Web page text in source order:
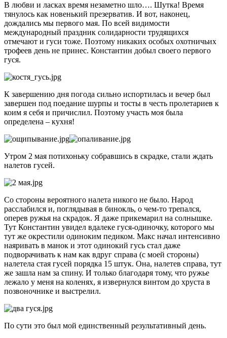
В любви и ласках время незаметно шло…. Шутка! Время
тянулось как новенький презерватив. И вот, наконец,
дождались мы первого мая. По всей видимости
международный праздник солидарности трудящихся
отмечают и гуси тоже. Поэтому никаких особых охотничьих
трофеев день не принес. Константин добыл своего первого
гуся.
К завершению дня погода сильно испортилась и вечер был
завершен под поедание шурпы и тосты в честь пролетариев к
коим я себя и причислил. Поэтому участь моя была
определена – кухня!
Утром 2 мая потихоньку собравшись в скрадке, стали ждать
налетов гусей.
Со стороны вероятного налета никого не было. Народ
расслабился и, поглядывая в бинокль, о чем-то трепался,
оперев ружья на скрадок. Я даже прикемарил на солнышке.
Тут Константин увидел вдалеке гуся-одиночку, которого мы
тут же окрестили одиноким педиком. Макс начал интенсивно
наяривать в манок и этот одинокий гусь стал даже
подворачивать к нам как вдруг справа (с моей стороны)
налетела стая гусей порядка 15 штук. Она, налетев справа, тут
же зашла нам за спину. И только благодаря тому, что ружье
лежало у меня на коленях, я извернулся винтом до хруста в
позвоночнике и выстрелил.
По сути это был мой единственный результативный день.